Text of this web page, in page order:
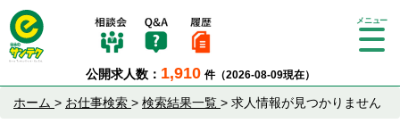
公開求人数： 1,910 件（2026-08-09現在）
Tog
ion
ホーム > お仕事検索 > 検索結果一覧 > 求人情報が見つかりません